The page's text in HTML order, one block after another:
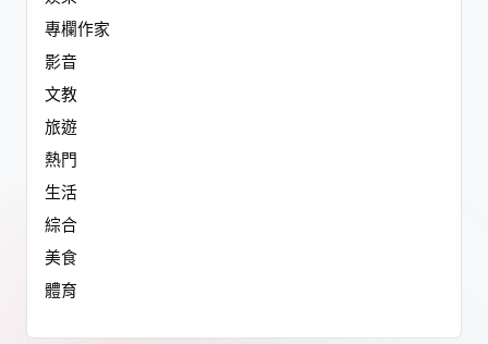
專欄作家
影音
文教
旅遊
熱門
生活
綜合
美食
體育